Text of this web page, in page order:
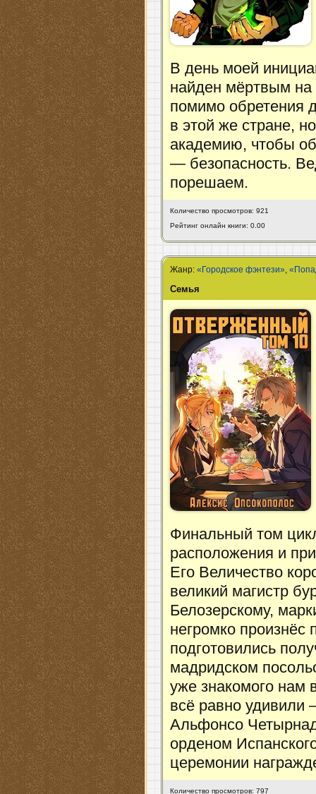
В день моей
найден мёртвым на
помимо обретения
в этой же стране,
академию, чтобы
— безопасность.
порешаем.
Количество просмотров: 921
Рейтинг онлайн книги: 0.00
Жанр:«Городское фэнтези»,
Семья
Финальный том
расположения и
Его Величество
великий магистр
Белозерскому,
негромко произнёс
подготовились
мадридском
уже знакомого нам
всё равно удивили
Альфонсо
орденом
церемонии
Количество просмотров: 797